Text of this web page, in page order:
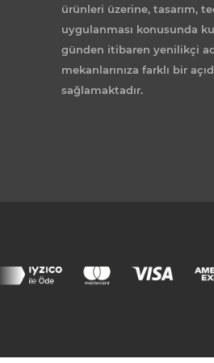
ürünleri üzerine, tasarım,
uygulanması konusunda
günden itibaren yenilikçi
mekanlarınıza farklı bir
sağlamaktadır.